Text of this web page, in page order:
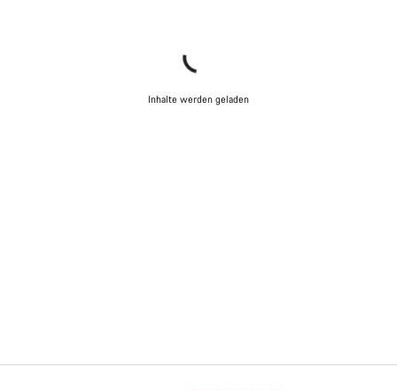
Inhalte werden geladen